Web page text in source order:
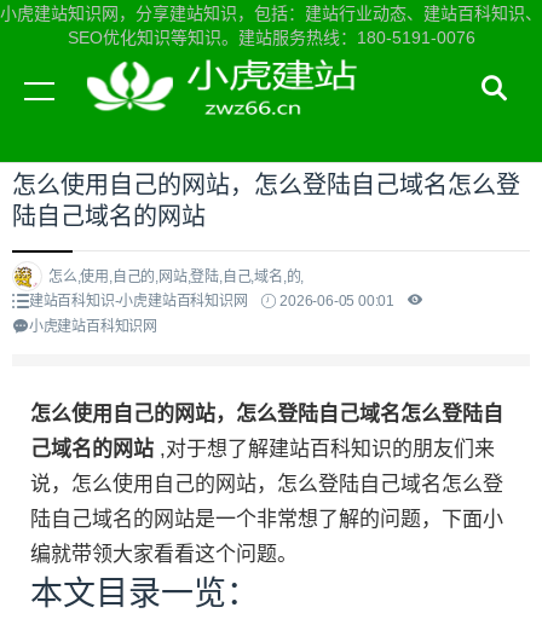
小虎建站知识网，分享建站知识，包括：建站行业动态、建站百科知识、
SEO优化知识等知识。建站服务热线：180-5191-0076
当前位置：小虎建站知识网首页>建站百科知识
怎么使用自己的网站，怎么登陆自己域名怎么登
陆自己域名的网站
怎么,使用,自己的,网站,登陆,自己,域名,的,
建站百科知识-小虎建站百科知识网
2026-06-05 00:01
小虎建站百科知识网
怎么使用自己的网站，怎么登陆自己域名怎么登陆自
己域名的网站 ,对于想了解建站百科知识的朋友们来
说，怎么使用自己的网站，怎么登陆自己域名怎么登
陆自己域名的网站是一个非常想了解的问题，下面小
编就带领大家看看这个问题。
本文目录一览：